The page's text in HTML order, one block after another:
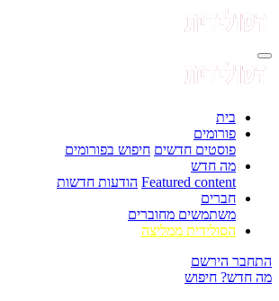
בית
פורומים
פוסטים חדשים חיפוש בפורומים
מה חדש
Featured content הודעות חדשות
חברים
משתמשים מחוברים
הסולידית ממליצה
התחבר הירשם
מה חדש? חיפוש